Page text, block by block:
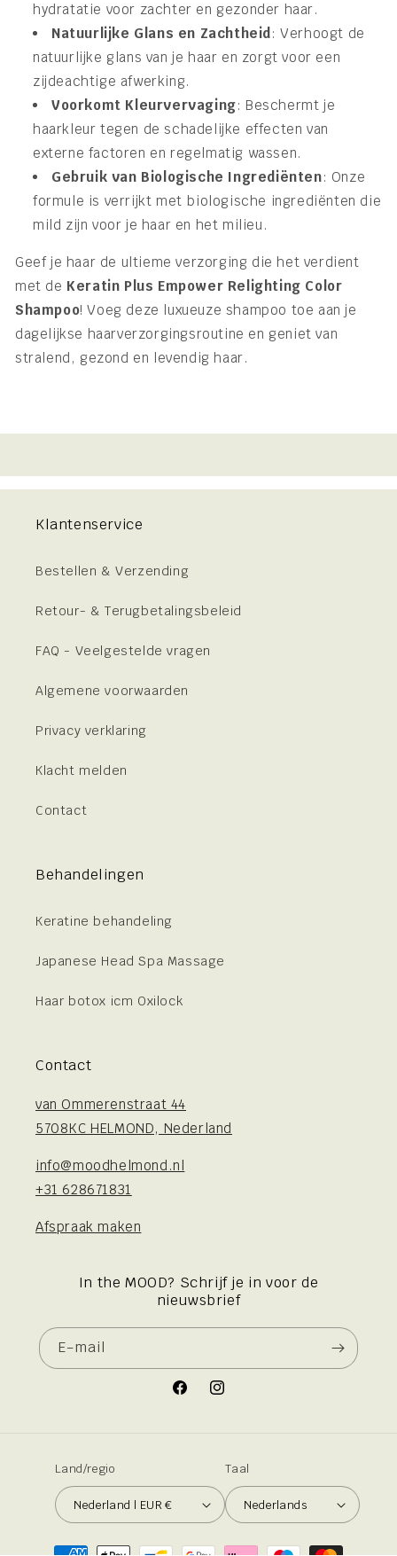
hydratatie voor zachter en gezonder haar.
Natuurlijke Glans en Zachtheid: Verhoogt de
natuurlijke glans van je haar en zorgt voor een
zijdeachtige afwerking.
Voorkomt Kleurvervaging: Beschermt je
haarkleur tegen de schadelijke effecten van
externe factoren en regelmatig wassen.
Gebruik van Biologische Ingrediënten: Onze
formule is verrijkt met biologische ingrediënten die
mild zijn voor je haar en het milieu.
Geef je haar de ultieme verzorging die het verdient
met de Keratin Plus Empower Relighting Color
Shampoo! Voeg deze luxueuze shampoo toe aan je
dagelijkse haarverzorgingsroutine en geniet van
stralend, gezond en levendig haar.
Klantenservice
Bestellen & Verzending
Retour- & Terugbetalingsbeleid
FAQ - Veelgestelde vragen
Algemene voorwaarden
Privacy verklaring
Klacht melden
Contact
Behandelingen
Keratine behandeling
Japanese Head Spa Massage
Haar botox icm Oxilock
Contact
van Ommerenstraat 44
5708KC HELMOND, Nederland
info@moodhelmond.nl
+31 628671831
Afspraak maken
In the MOOD? Schrijf je in voor de
nieuwsbrief
E‑mail
FacebookInstagram
Land/regio
Nederland | EUR €
Taal
Nederlands
Betaalmethoden